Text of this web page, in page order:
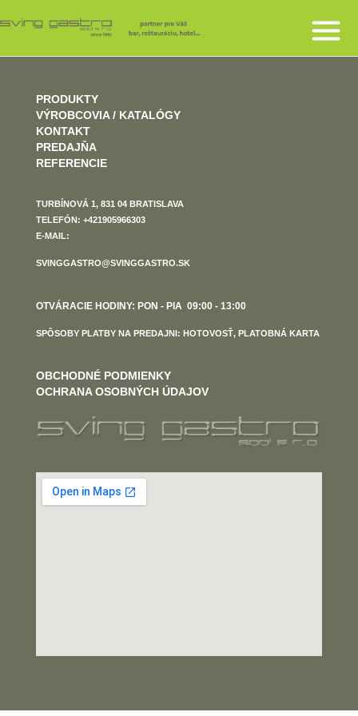
PRODUKTY
VÝROBCOVIA / KATALÓGY
KONTAKT
PREDAJŇA
REFERENCIE
TURBÍNOVÁ 1, 831 04 BRATISLAVA
TELEFÓN: +421905966303
E-MAIL:
SVINGGASTRO@SVINGGASTRO.SK
OTVÁRACIE HODINY: PON - PIA 09:00 - 13:00
SPÔSOBY PLATBY NA PREDAJNI: HOTOVOSŤ, PLATOBNÁ KARTA
OBCHODNÉ PODMIENKY
OCHRANA OSOBNÝCH ÚDAJOV